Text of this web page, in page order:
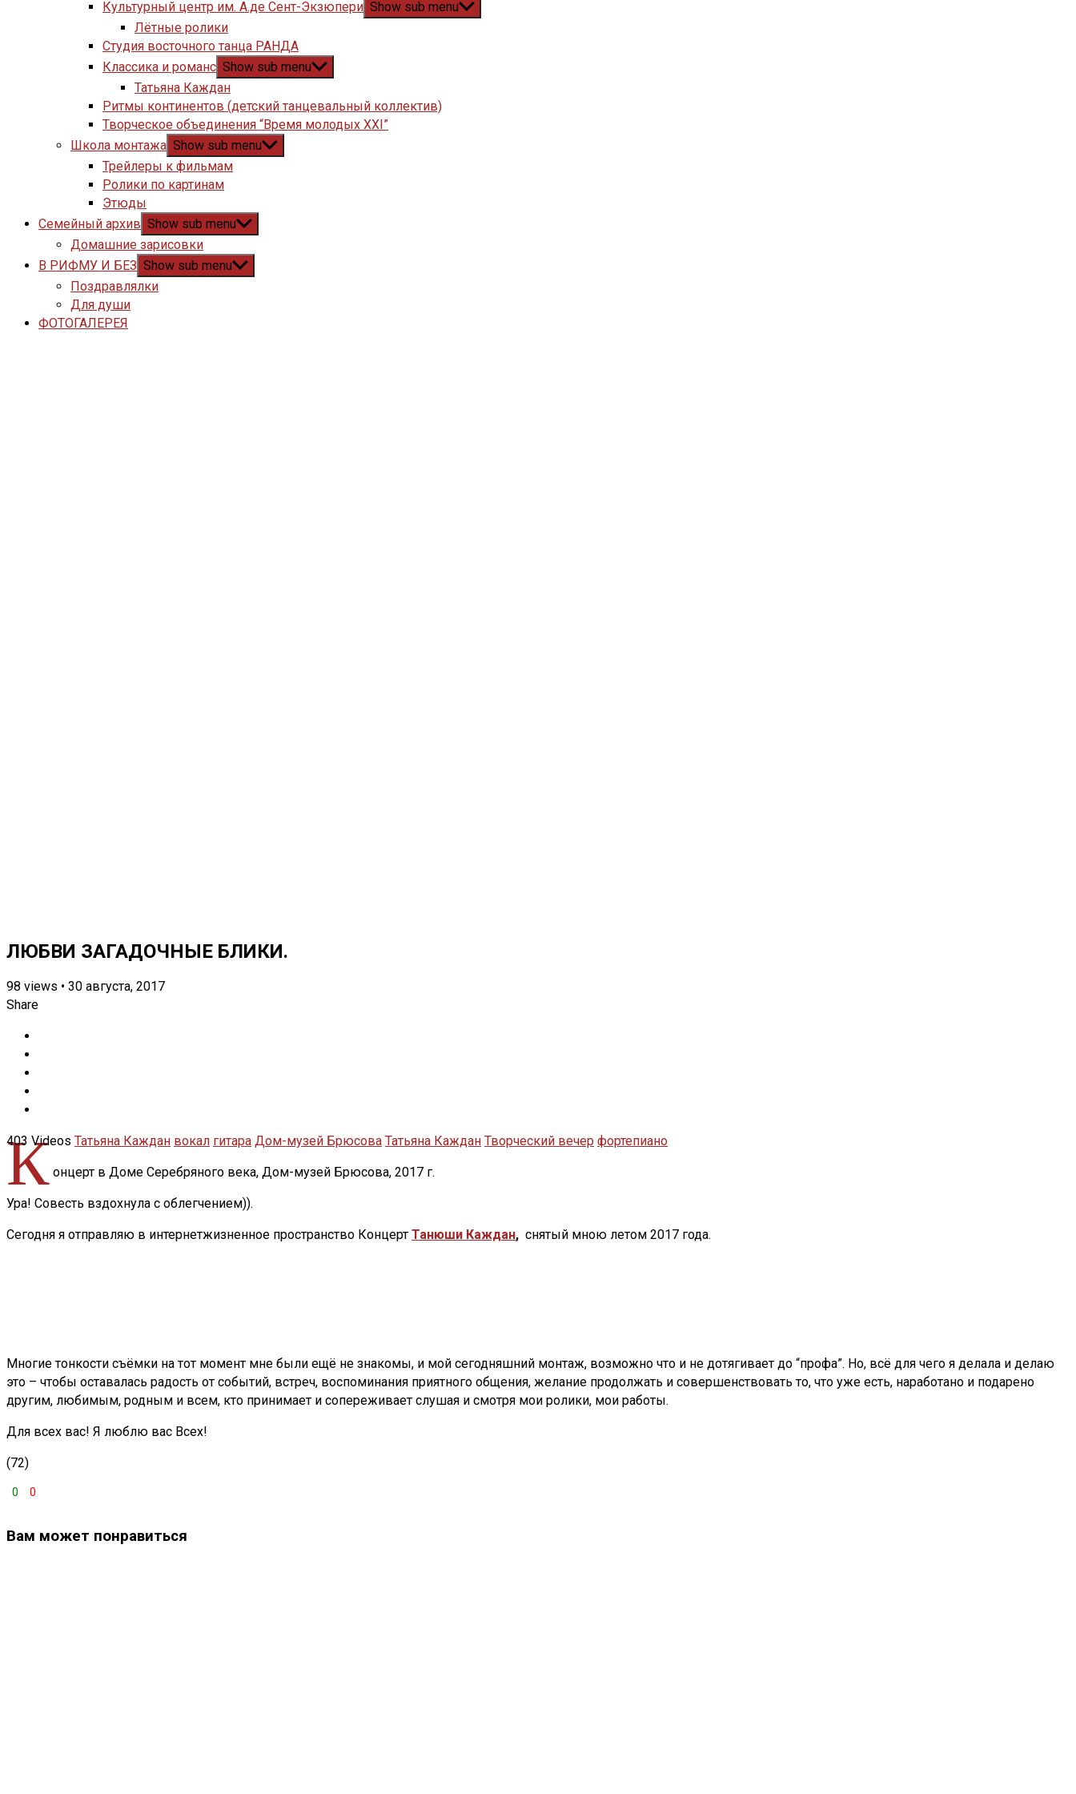
Культурный центр им. А.де Сент-Экзюпери Show sub menu
Лётные ролики
Студия восточного танца РАНДА
Классика и романс Show sub menu
Татьяна Каждан
Ритмы континентов (детский танцевальный коллектив)
Творческое объединения “Время молодых XXI”
Школа монтажа Show sub menu
Трейлеры к фильмам
Ролики по картинам
Этюды
Семейный архив Show sub menu
Домашние зарисовки
В РИФМУ И БЕЗ Show sub menu
Поздравлялки
Для души
ФОТОГАЛЕРЕЯ
ЛЮБВИ ЗАГАДОЧНЫЕ БЛИКИ.
98 views • 30 августа, 2017
Share
403 Videos Татьяна Каждан вокал гитара Дом-музей Брюсова Татьяна Каждан Творческий вечер фортепиано
К онцерт в Доме Серебряного века, Дом-музей Брюсова, 2017 г.
Ура! Совесть вздохнула с облегчением)).
Сегодня я отправляю в интернетжизненное пространство Концерт Танюши Каждан, снятый мною летом 2017 года.
Многие тонкости съёмки на тот момент мне были ещё не знакомы, и мой сегодняшний монтаж, возможно что и не дотягивает до “профа”. Но, всё для чего я делала и делаю
это – чтобы оставалась радость от событий, встреч, воспоминания приятного общения, желание продолжать и совершенствовать то, что уже есть, наработано и подарено
другим, любимым, родным и всем, кто принимает и сопереживает слушая и смотря мои ролики, мои работы.
Для всех вас! Я люблю вас Всех!
(72)
0 0
Вам может понравиться